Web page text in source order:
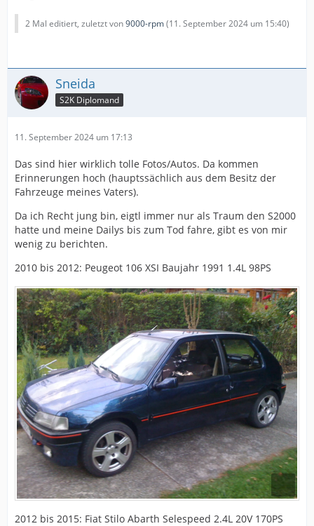
2 Mal editiert, zuletzt von9000-rpm(11. September 2024 um 15:40)
Sneida
S2K Diplomand
11. September 2024 um 17:13
Das sind hier wirklich tolle Fotos/Autos. Da kommen
Erinnerungen hoch (hauptssächlich aus dem Besitz der
Fahrzeuge meines Vaters).
Da ich Recht jung bin, eigtl immer nur als Traum den S2000
hatte und meine Dailys bis zum Tod fahre, gibt es von mir
wenig zu berichten.
2010 bis 2012: Peugeot 106 XSI Baujahr 1991 1.4L 98PS
2012 bis 2015: Fiat Stilo Abarth Selespeed 2.4L 20V 170PS